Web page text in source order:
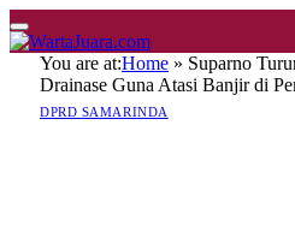
You are at:Home » Suparno
Drainase Guna Atasi Banjir di
DPRD SAMARINDA